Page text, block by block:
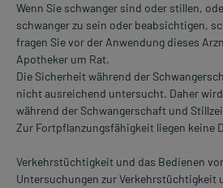
Wenn Sie schwanger sind oder stillen,
schwanger zu sein oder beabsichtigen,
fragen Sie vor der Anwendung dieses
Apotheker um Rat.
Die Sicherheit während der
nicht ausreichend untersucht. Daher
während der Schwangerschaft und
Zur Fortpflanzungsfähigkeit liegen keine
Verkehrstüchtigkeit und das Bedienen
Untersuchungen zur Verkehrstüchtigkeit